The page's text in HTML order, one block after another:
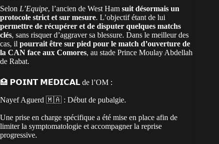
Selon L’Equipe, l’ancien de West Ham suit désormais un
protocole strict et sur mesure. L’objectif étant de lui
permettre de récupérer et de disputer quelques matchs
clés, sans risquer d’aggraver sa blessure. Dans le meilleur des
cas, il pourrait être sur pied pour le match d’ouverture de
la CAN face aux Comores, au stade Prince Moulay Abdellah
de Rabat.
🏥 𝗣𝗢𝗜𝗡𝗧 𝗠𝗘́𝗗𝗜𝗖𝗔𝗟 de l’OM :
Nayef Aguerd 🇲🇦 : Début de pubalgie.
Une prise en charge spécifique a été mise en place afin de
limiter la symptomatologie et accompagner la reprise
progressive.